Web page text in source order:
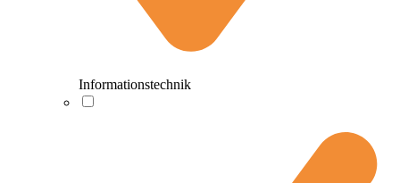
Informationstechnik